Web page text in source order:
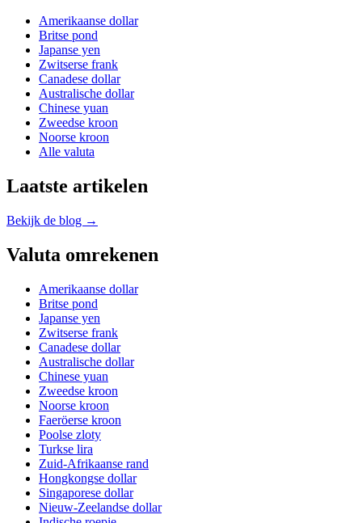
Amerikaanse dollar
Britse pond
Japanse yen
Zwitserse frank
Canadese dollar
Australische dollar
Chinese yuan
Zweedse kroon
Noorse kroon
Alle valuta
Laatste artikelen
Bekijk de blog →
Valuta omrekenen
Amerikaanse dollar
Britse pond
Japanse yen
Zwitserse frank
Canadese dollar
Australische dollar
Chinese yuan
Zweedse kroon
Noorse kroon
Faeröerse kroon
Poolse zloty
Turkse lira
Zuid-Afrikaanse rand
Hongkongse dollar
Singaporese dollar
Nieuw-Zeelandse dollar